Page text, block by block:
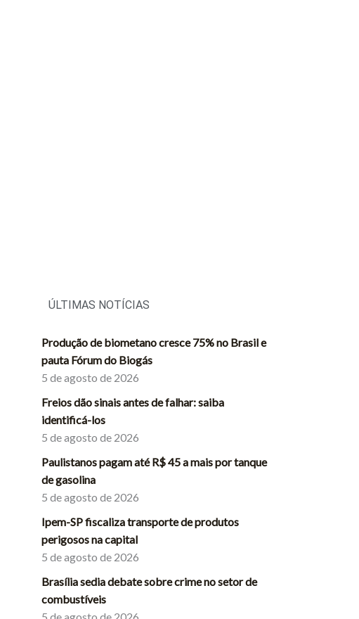
ÚLTIMAS NOTÍCIAS
Produção de biometano cresce 75% no Brasil e
pauta Fórum do Biogás
5 de agosto de 2026
Freios dão sinais antes de falhar: saiba
identificá-los
5 de agosto de 2026
Paulistanos pagam até R$ 45 a mais por tanque
de gasolina
5 de agosto de 2026
Ipem-SP fiscaliza transporte de produtos
perigosos na capital
5 de agosto de 2026
Brasília sedia debate sobre crime no setor de
combustíveis